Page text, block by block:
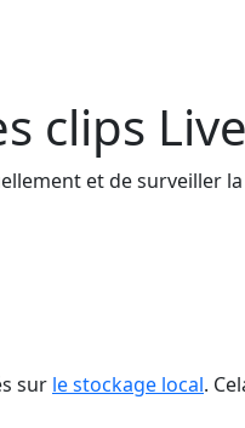
clips
et de
sur le stockage local.